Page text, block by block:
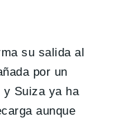
su salida al
por un
y Suiza ya ha
aunque